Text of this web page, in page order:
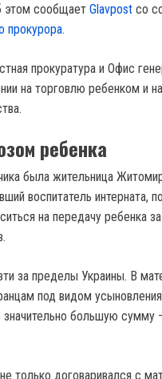
этом сообщает Glavpost со
прокурора.
прокуратура и Офис
на торговлю ребенком и
ребенка
была жительница
воспитатель интерната,
на передачу ребенка
за пределы Украины. В
под видом
значительно большую
только договаривался с